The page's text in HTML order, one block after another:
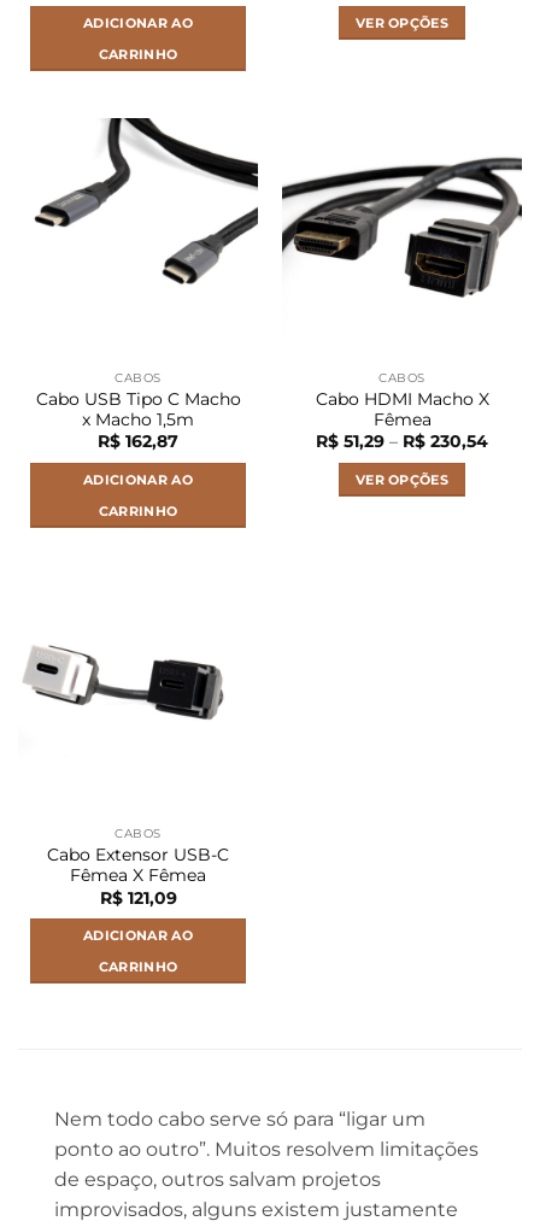
ADICIONAR AO
CARRINHO
VER OPÇÕES
variantes.
As
opções
podem
ser
do
produto
CABOS
Cabo USB Tipo C Macho
x Macho 1,5m
R$ 162,87
ADICIONAR AO
CARRINHO
CABOS
Cabo HDMI Macho X
Fêmea
R$ 51,29 – R$ 230,54Faixa
VER OPÇÕES
CABOS
Cabo Extensor USB-C
Fêmea X Fêmea
R$121,09
ADICIONAR AO
CARRINHO
Nem todo cabo serve só para “ligar um
ponto ao outro”. Muitos resolvem limitações
de espaço, outros salvam projetos
improvisados, alguns existem justamente